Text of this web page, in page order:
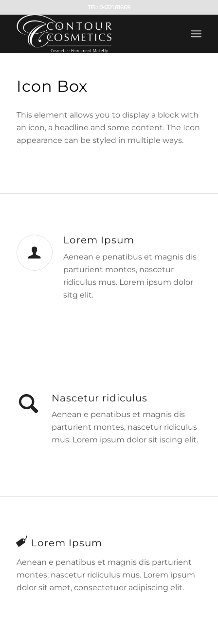
TEL: 04321.81669
Icon Box
This element allows you to display a block with
an icon, a headline and some content. The Icon
appearance can be styled in multiple ways.
Lorem Ipsum
Aenean e penatibus et magnis dis
parturient montes, nascetur
ridiculus mus. Lorem ipsum dolor
sitg elit.
Nascetur ridiculus
Aenean e penatibus et magnis dis
parturient montes, nascetur ridiculus
mus. Lorem ipsum dolor sit iscing elit.
Lorem Ipsum
Aenean e penatibus et magnis dis parturient
montes, nascetur ridiculus mus. Lorem ipsum
dolor sit amet, consectetuer adipiscing elit.